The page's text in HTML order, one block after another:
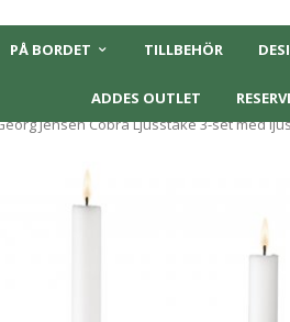
PÅ BORDET TILLBEHÖR
ADDES OUTLET
Jensen Cobra Ljusstake 3-set med